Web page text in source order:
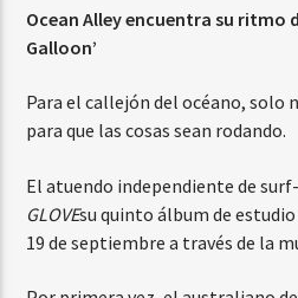
2:00 PM 5:00 PM
Ocean Alley encuentra su ritmo
Galloon’
Para el callejón del océano, solo
para que las cosas sean rodando.
El atuendo independiente de
GLOVEsu quinto álbum de
19 de septiembre a través de la